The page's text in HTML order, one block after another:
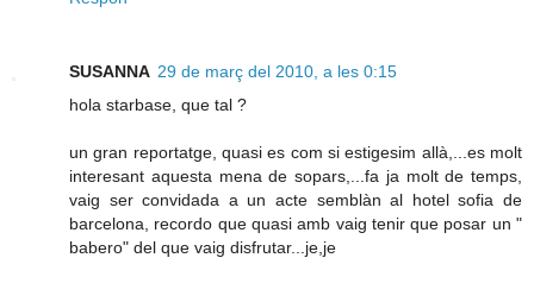
SUSANNA 29 de març del 2010, a les 0:15
hola starbase, que tal ?
un gran reportatge, quasi es com si estigesim allà,...es molt
interesant aquesta mena de sopars,...fa ja molt de temps,
vaig ser convidada a un acte semblàn al hotel sofia de
barcelona, recordo que quasi amb vaig tenir que posar un "
babero" del que vaig disfrutar...je,je